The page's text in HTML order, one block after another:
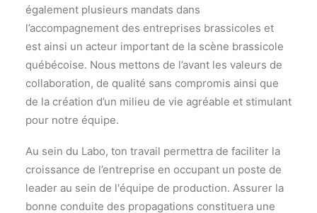
également plusieurs mandats dans
l’accompagnement des entreprises brassicoles et
est ainsi un acteur important de la scène brassicole
québécoise. Nous mettons de l’avant les valeurs de
collaboration, de qualité sans compromis ainsi que
de la création d’un milieu de vie agréable et stimulant
pour notre équipe.
Au sein du Labo, ton travail permettra de faciliter la
croissance de l’entreprise en occupant un poste de
leader au sein de l'équipe de production. Assurer la
bonne conduite des propagations constituera une